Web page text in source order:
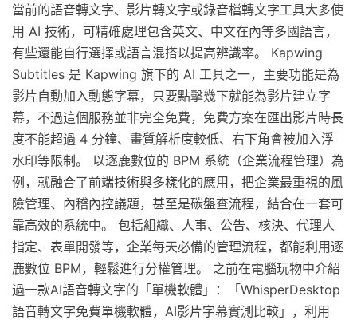
當前的語音轉文字、影片轉文字或錄音檔轉文字工具大多使
用 AI 技術，可精確處理包含英文、中文在內等多國語言，
有些還能自行選擇或語言混搭以提高辨識率。 Kapwing
Subtitles 是 Kapwing 旗下的 AI 工具之一，主要功能是為
影片自動加入動態字幕，只要點擊幾下就能為影片建立字
幕，不過這個服務並非完全免費，免費方案在匯出影片時長
度不能超過 4 分鐘、畫質解析度較低、右下角會被加入浮
水印等限制。 以逐鹿數位的 BPM 系統（企業流程管理）為
例，就融合了前端技術與多樣化的應用，把企業最重視的風
險管理、內稽內控議題，甚至是碳盤查流程，結合在一套可
靠高效的系統中。 包括組織、人事、公告、核決、代理人
指定、表單開發等，企業每天必備的管理流程，都能利用逐
鹿數位 BPM，輕鬆進行分權管理。 之前在電腦玩物中介紹
過一款AI語音轉文字的「單機軟體」：「WhisperDesktop
語音轉文字免費單機軟體，AI影片字幕實測比較」，利用